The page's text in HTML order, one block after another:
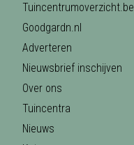
Tuincentrumoverzicht.be
Goodgardn.nl
Adverteren
Nieuwsbrief inschijven
Over ons
Tuincentra
Nieuws